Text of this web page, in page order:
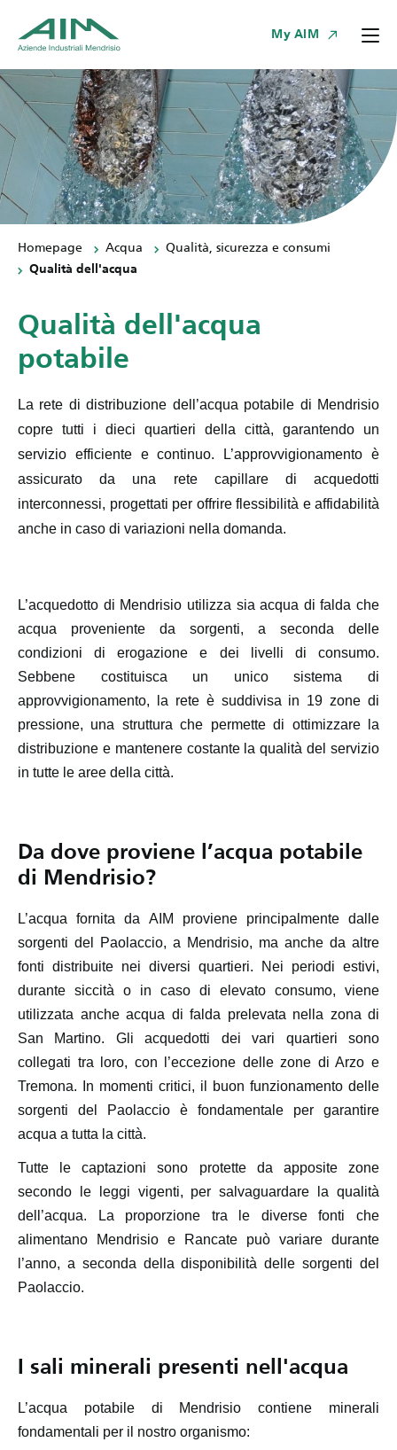
My AIM
Homepage Acqua
Qualità, sicurezza e consumi
Qualità dell'acqua
Qualità dell'acqua
potabile
La rete di distribuzione dell’acqua potabile di Mendrisio
copre tutti i dieci quartieri della città, garantendo un
servizio efficiente e continuo.
L’approvvigionamento è
assicurato da una rete capillare di acquedotti
interconnessi, progettati per offrire flessibilità e affidabilità
anche in caso di variazioni nella domanda.
L’acquedotto di Mendrisio utilizza sia acqua di falda che
acqua proveniente da sorgenti, a seconda delle
condizioni di erogazione e dei livelli di consumo.
Sebbene costituisca un unico sistema di
approvvigionamento, la rete è suddivisa in 19 zone di
pressione, una struttura che permette di ottimizzare la
distribuzione e mantenere costante la qualità del servizio
in tutte le aree della città.
Da dove proviene l’acqua potabile
di Mendrisio?
L’acqua fornita da AIM proviene principalmente dalle
sorgenti del Paolaccio, a Mendrisio, ma anche da altre
fonti distribuite nei diversi quartieri. Nei periodi estivi,
durante siccità o in caso di elevato consumo, viene
utilizzata anche acqua di falda prelevata nella zona di
San Martino. Gli acquedotti dei vari quartieri sono
collegati tra loro, con l’eccezione delle zone di Arzo e
Tremona. In momenti critici, il buon funzionamento delle
sorgenti del Paolaccio è fondamentale per garantire
acqua a tutta la città.
Tutte le captazioni sono protette da apposite zone
secondo le leggi vigenti, per salvaguardare la qualità
dell’acqua. La proporzione tra le diverse fonti che
alimentano Mendrisio e Rancate può variare durante
l’anno, a seconda della disponibilità delle sorgenti del
Paolaccio.
I sali minerali presenti nell'acqua
L’acqua potabile di Mendrisio contiene minerali
fondamentali per il nostro organismo: